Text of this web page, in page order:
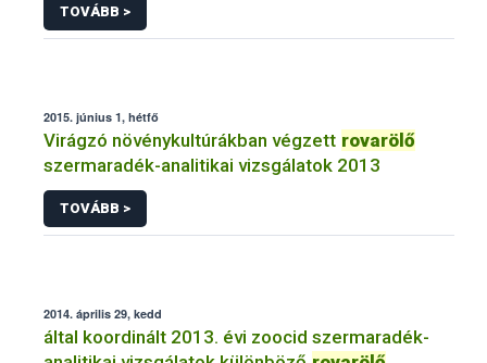
TOVÁBB >
2015. június 1, hétfő
Virágzó növénykultúrákban végzett rovarölő
szermaradék-analitikai vizsgálatok 2013
TOVÁBB >
2014. április 29, kedd
által koordinált 2013. évi zoocid szermaradék-